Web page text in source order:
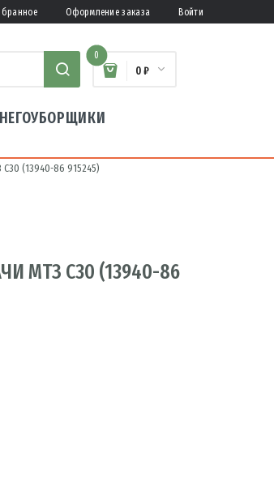
Оформление заказа Войти
0
0 ₽
(13940-86 915245)
МТЗ С30 (13940-86